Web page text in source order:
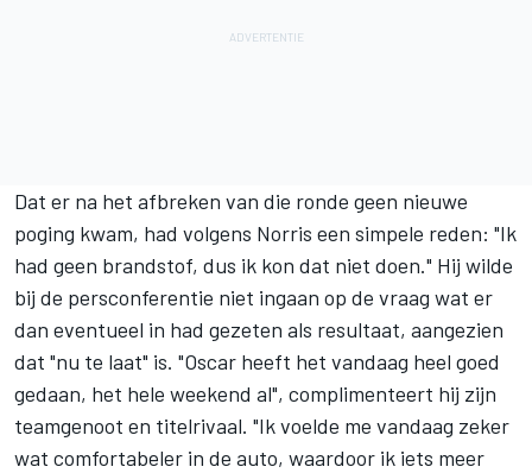
Dat er na het afbreken van die ronde geen nieuwe
poging kwam, had volgens Norris een simpele reden: "Ik
had geen brandstof, dus ik kon dat niet doen." Hij wilde
bij de persconferentie niet ingaan op de vraag wat er
dan eventueel in had gezeten als resultaat, aangezien
dat "nu te laat" is. "Oscar heeft het vandaag heel goed
gedaan, het hele weekend al", complimenteert hij zijn
teamgenoot en titelrivaal. "Ik voelde me vandaag zeker
wat comfortabeler in de auto, waardoor ik iets meer